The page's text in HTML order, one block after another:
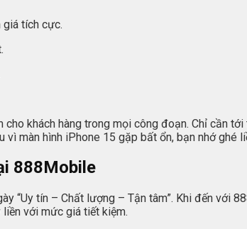
tích cực.
khách hàng trong mọi công đoạn. Chỉ cần
màn hình iPhone 15 gặp bất ổn, bạn nhớ ghé
888Mobile
“Uy tín – Chất lượng – Tận tâm”. Khi đến với
với mức giá tiết kiệm.